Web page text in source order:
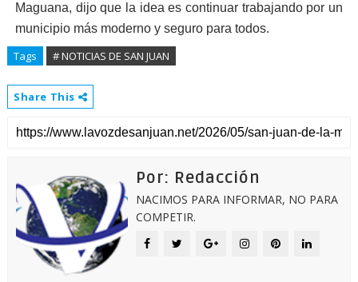
Maguana, dijo que la idea es continuar trabajando por un
municipio más moderno y seguro para todos.
Tags # NOTICIAS DE SAN JUAN
Share This
Por: Redacción
NACIMOS PARA INFORMAR, NO PARA
COMPETIR.